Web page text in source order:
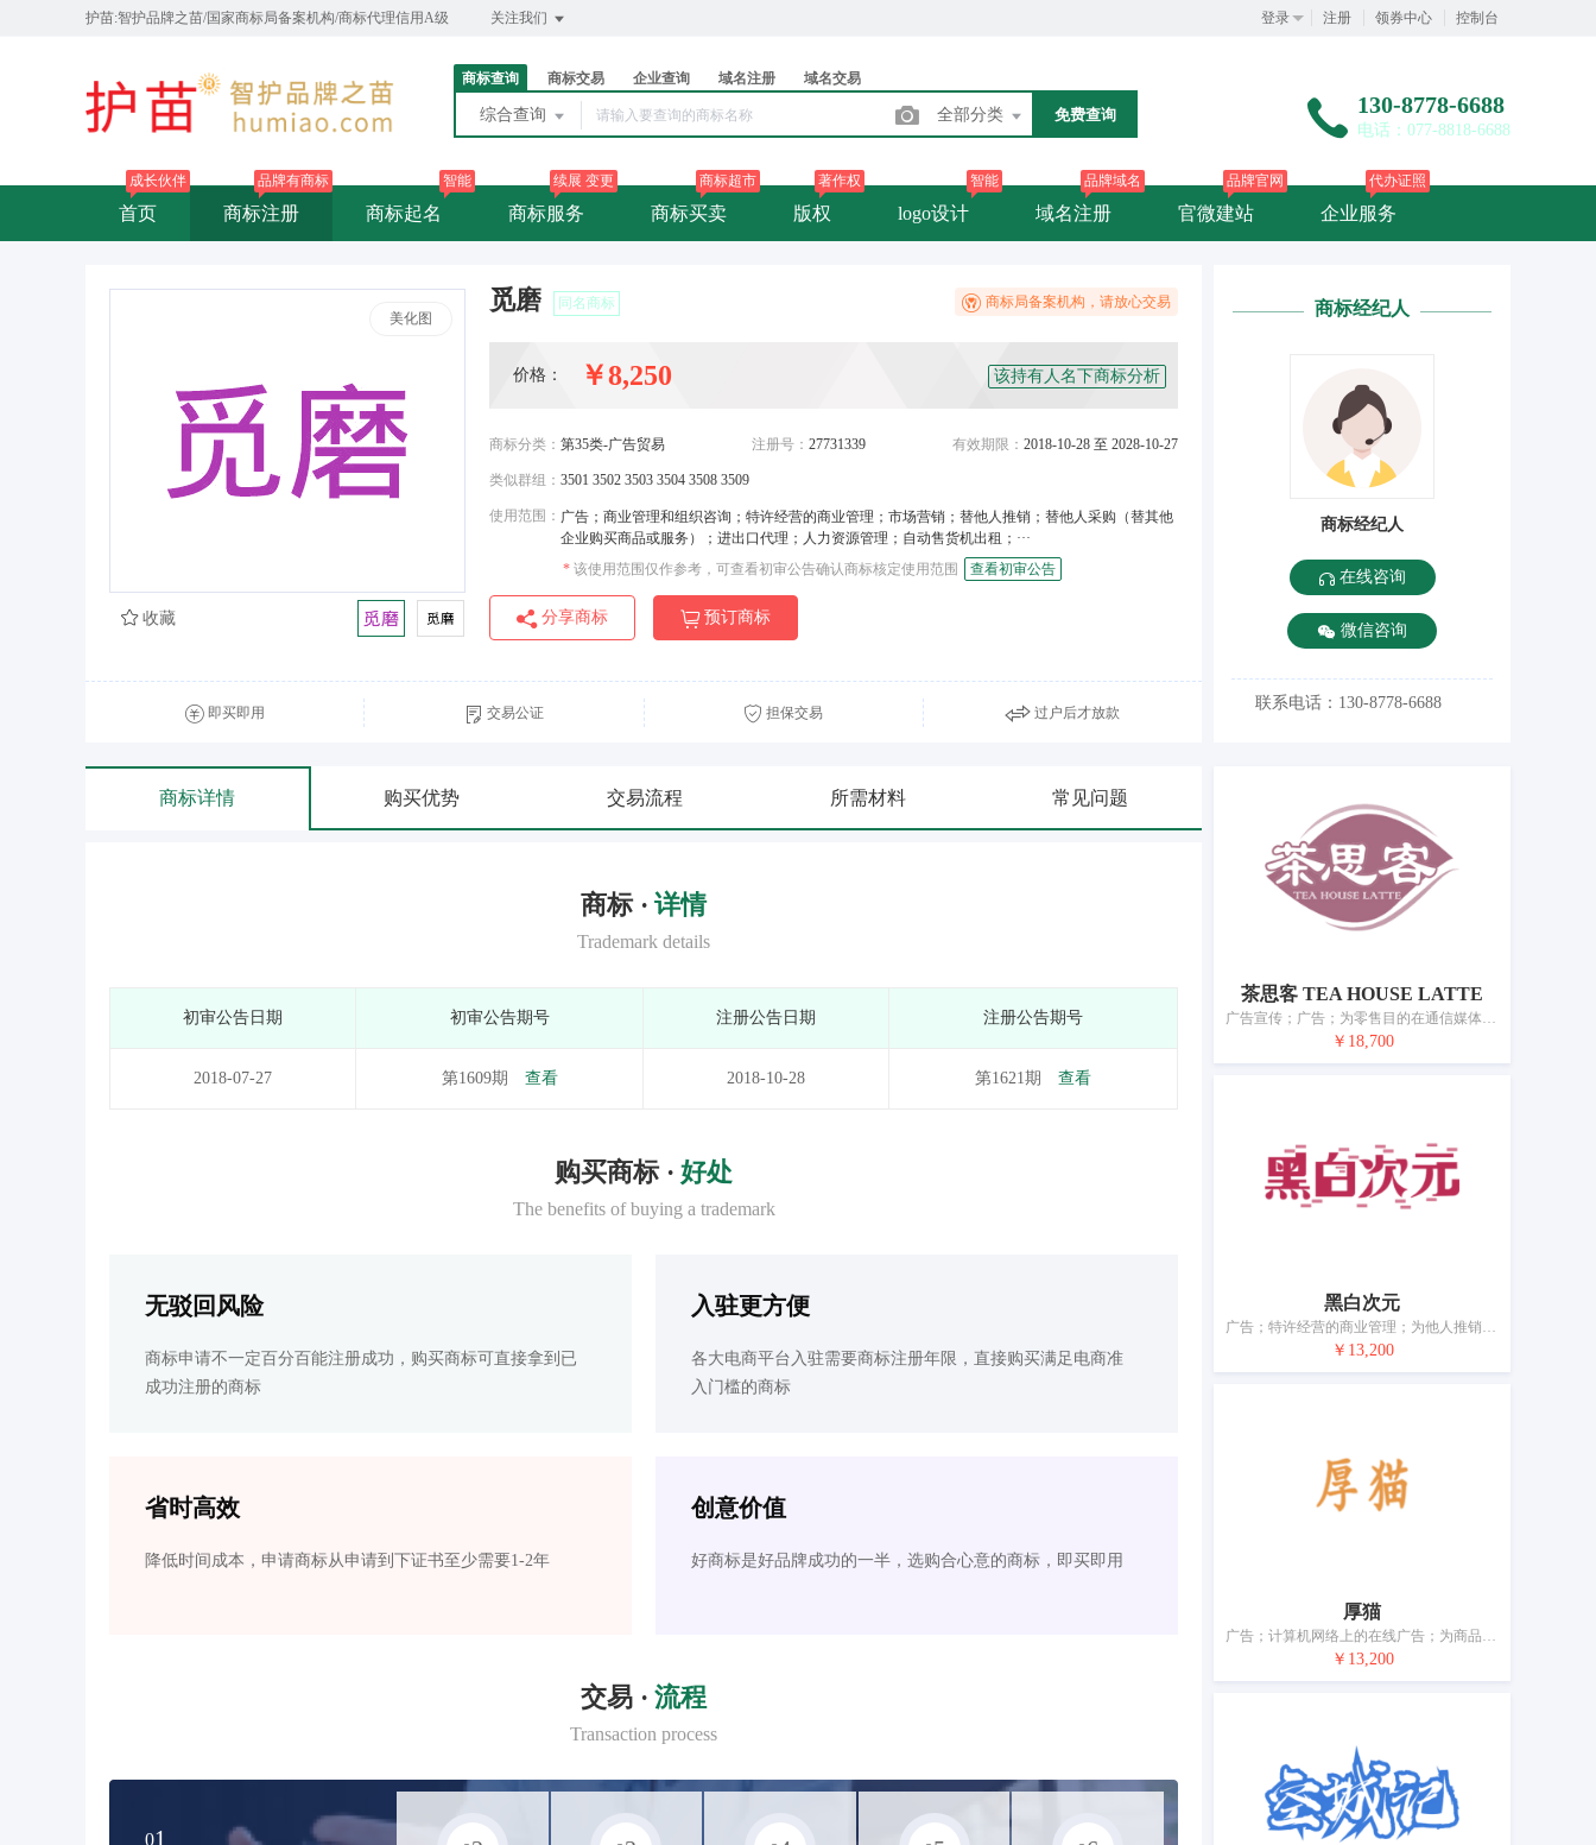
护苗:智护品牌之苗/国家商标局备案机构/商标代理信用A级 关注我们 登录 注册 领券中心 控制台
商标查询 商标交易 企业查询 域名注册 域名交易
综合查询 全部分类 免费查询 130-8778-6688
电话：077-8818-6688
首页
成长伙伴
商标注册
品牌有商标
商标起名
智能
商标服务
续展 变更
商标买卖
商标超市
版权
著作权
logo设计
智能
域名注册
品牌域名
官微建站
品牌官网
企业服务
代办证照
美化图
觅磨 同名商标 商标局备案机构，请放心交易
价格： ￥8,250 该持有人名下商标分析
商标分类： 第35类-广告贸易 注册号： 27731339 有效期限： 2018-10-28 至 2028-10-27
类似群组： 3501 3502 3503 3504 3508 3509
使用范围： 广告；商业管理和组织咨询；特许经营的商业管理；市场营销；替他人推销；替他人采购（替其他
企业购买商品或服务）；进出口代理；人力资源管理；自动售货机出租；···
* 该使用范围仅作参考，可查看初审公告确认商标核定使用范围 查看初审公告
分享商标 预订商标
收藏
即买即用 交易公证 担保交易 过户后才放款
商标详情 购买优势 交易流程 所需材料 常见问题
商标 · 详情
Trademark details
初审公告日期 初审公告期号 注册公告日期 注册公告期号
2018-07-27 第1609期 查看 2018-10-28 第1621期 查看
购买商标 · 好处
The benefits of buying a trademark
无驳回风险
商标申请不一定百分百能注册成功，购买商标可直接拿到已
成功注册的商标
入驻更方便
各大电商平台入驻需要商标注册年限，直接购买满足电商准
入门槛的商标
省时高效
降低时间成本，申请商标从申请到下证书至少需要1-2年
创意价值
好商标是好品牌成功的一半，选购合心意的商标，即买即用
交易 · 流程
Transaction process
01
商标经纪人
商标经纪人
在线咨询
微信咨询
联系电话：130-8778-6688
茶思客 TEA HOUSE LATTE
广告宣传；广告；为零售目的在通信媒体上展示商品；商业询价；市场营销；为商品和服务的买卖双方提供在线市场；替他人推销；人员招聘；将信息编入计算机数据库；会计
￥18,700
黑白次元
广告；特许经营的商业管理；为他人推销；为他人采购（为其他企业购买商品或服务）；为商品和服务的买卖双方提供在线市场；市场营销；人员招收；在计算机数据库中更新和维护数据；会计；药品零售或批发服务
￥13,200
厚猫
广告；计算机网络上的在线广告；为商品和服务的买卖双方提供在线市场；替他人推销；替他人采购（替其他企业购买商品或服务）；人事管理咨询；计算机数据库信息系统化；自动售货机出租；药品零售或批发服务
￥13,200